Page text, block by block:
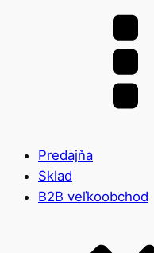
Predajňa
Sklad
B2B veľkoobchod